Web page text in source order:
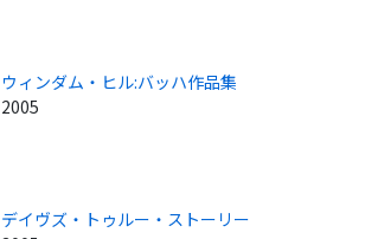
ウィンダム・ヒル:バッハ作品集
2005
デイヴズ・トゥルー・ストーリー